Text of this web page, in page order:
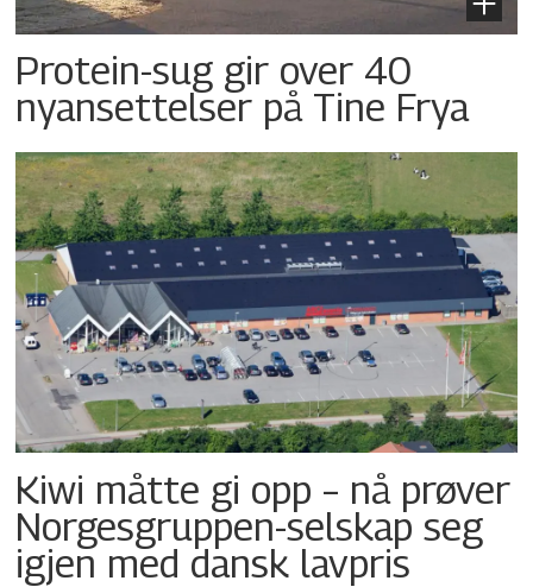
Protein-sug gir over 40
nyansettelser på Tine Frya
Kiwi måtte gi opp – nå prøver
Norgesgruppen-selskap seg
igjen med dansk lavpris